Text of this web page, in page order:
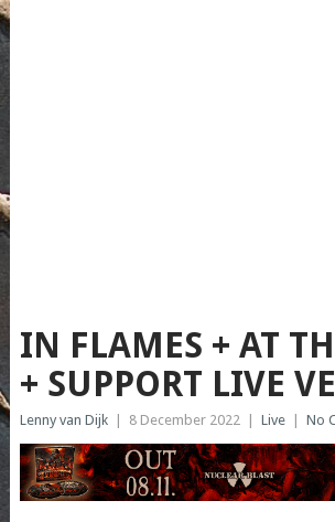
IN FLAMES + AT
+ SUPPORT LIVE
Lenny van Dijk 8 December 2022 Live No